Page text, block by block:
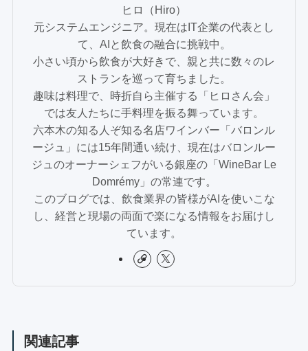
ヒロ（Hiro）
元システムエンジニア。現在はIT企業の代表とし
て、AIと飲食の融合に挑戦中。
小さい頃から飲食が大好きで、親と共に数々のレ
ストランを巡って育ちました。
趣味は料理で、時折自ら主催する「ヒロさん会」
では友人たちに手料理を振る舞っています。
六本木の知る人ぞ知る名店ワインバー「バロンル
ージュ」には15年間通い続け、現在はバロンルー
ジュのオーナーシェフがいる銀座の「WineBar Le
Domrémy」の常連です。
このブログでは、飲食業界の皆様がAIを使いこな
し、経営と現場の両面で楽になる情報をお届けし
ています。
関連記事